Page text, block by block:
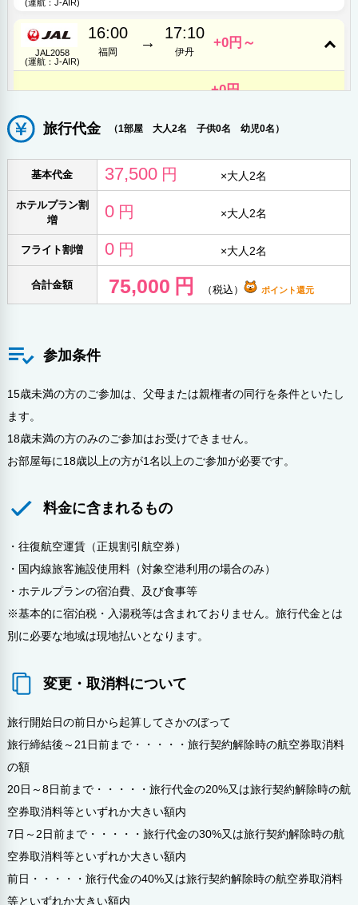
(運航：J-AIR)
JAL2058
(運航：J-AIR)
16:00
福岡
→
17:10
伊丹
+0円～
+0円
(運航：J-AIR)
→
伊丹
旅行代金 （1部屋 大人2名 子供0名 幼児0名）
基本代金 37,500 円 ×大人2名
ホテルプラン割
増
0 円 ×大人2名
フライト割増 0 円 ×大人2名
合計金額 75,000 円 （税込） ポイント還元
参加条件
15歳未満の方のご参加は、父母または親権者の同行を条件といたし
ます。
18歳未満の方のみのご参加はお受けできません。
お部屋毎に18歳以上の方が1名以上のご参加が必要です。
料金に含まれるもの
・往復航空運賃（正規割引航空券）
・国内線旅客施設使用料（対象空港利用の場合のみ）
・ホテルプランの宿泊費、及び食事等
※基本的に宿泊税・入湯税等は含まれておりません。旅行代金とは
別に必要な地域は現地払いとなります。
変更・取消料について
旅行開始日の前日から起算してさかのぼって
旅行締結後～21日前まで・・・・・旅行契約解除時の航空券取消料
の額
20日～8日前まで・・・・・旅行代金の20%又は旅行契約解除時の航
空券取消料等といずれか大きい額内
7日～2日前まで・・・・・旅行代金の30%又は旅行契約解除時の航
空券取消料等といずれか大きい額内
前日・・・・・旅行代金の40%又は旅行契約解除時の航空券取消料
等といずれか大きい額内